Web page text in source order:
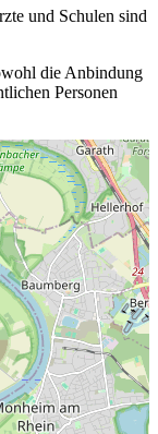
und Schulen sind
die Anbindung
Personen